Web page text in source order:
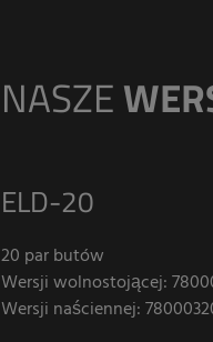
NASZE
ELD-20
20 par butów
Wersji wolnostojącej:
Wersji naściennej: